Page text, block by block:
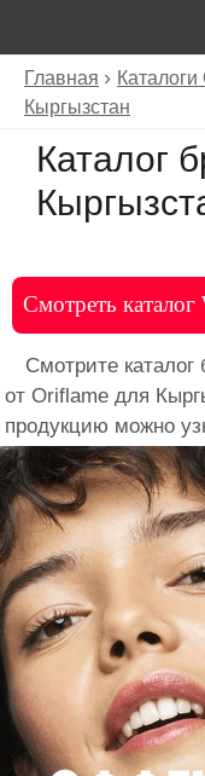
Главная
Кыргызстан
Каталог
Смотреть
Смотрите каталог
от Oriflame для
продукцию можно